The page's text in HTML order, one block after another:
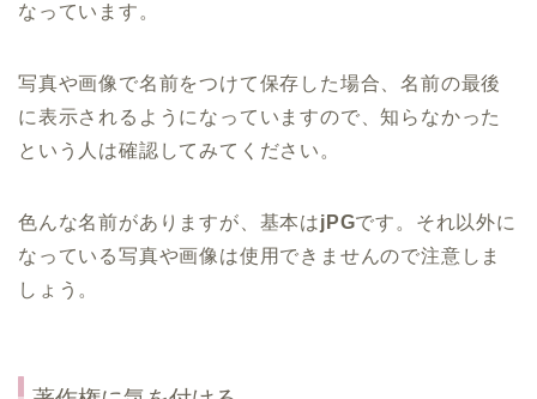
なっています。
写真や画像で名前をつけて保存した場合、名前の最後
に表示されるようになっていますので、知らなかった
という人は確認してみてください。
色んな名前がありますが、基本はjPGです。それ以外に
なっている写真や画像は使用できませんので注意しま
しょう。